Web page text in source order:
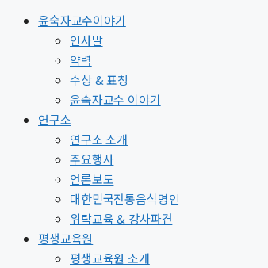
윤숙자교수이야기
인사말
약력
수상 & 표창
윤숙자교수 이야기
연구소
연구소 소개
주요행사
언론보도
대한민국전통음식명인
위탁교육 & 강사파견
평생교육원
평생교육원 소개